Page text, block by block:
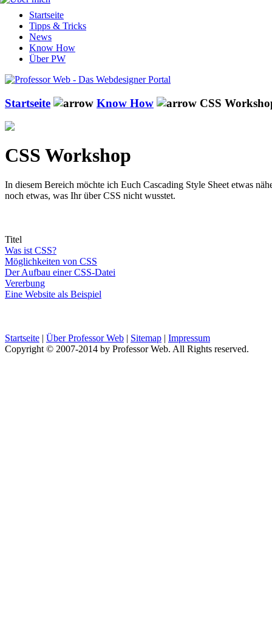
Startseite
Tipps & Tricks
News
Know How
Über PW
Startseite Know How CSS
CSS Workshop
In diesem Bereich möchte ich Euch Cascading Style Sheet etwas
noch etwas, was Ihr über CSS nicht wusstet.
Titel
Was ist CSS?
Möglichkeiten von CSS
Der Aufbau einer CSS-Datei
Vererbung
Eine Website als Beispiel
Startseite | Über Professor Web | Sitemap | Impressum
Copyright © 2007-2014 by Professor Web. All Rights reserved.